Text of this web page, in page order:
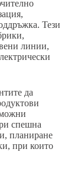
Тези
линии,
да
спешна
планиране
при които